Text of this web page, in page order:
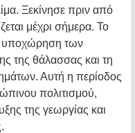
Ξεκίνησε πριν από
μέχρι σήμερα. Το
υποχώρηση των
της θάλασσας και τη
Αυτή η περίοδος
πολιτισμού,
της γεωργίας και